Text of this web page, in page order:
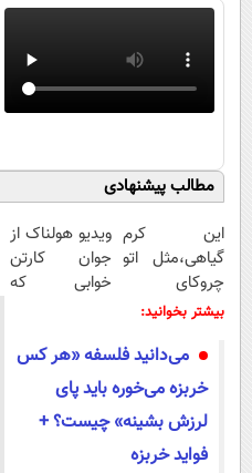
مطالب پیشنهادی
این کرم
گیاهی،مثل اتو
چروکای
پوستتوصاف
ویدیو هولناک از
جوان کارتن
خوابی که
بیشتر بخوانید:
می‌دانید فلسفه «هر کس
خربزه می‌خوره باید پای
لرزش بشینه» چیست؟ +
فواید خربزه